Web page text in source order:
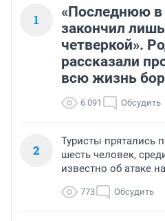
1
«Последнюю в
закончил
четверкой».
рассказали
всю жизнь
6 091 Обсудить
2
Туристы прятались
шесть человек,
известно об атаке
773 Обсудить